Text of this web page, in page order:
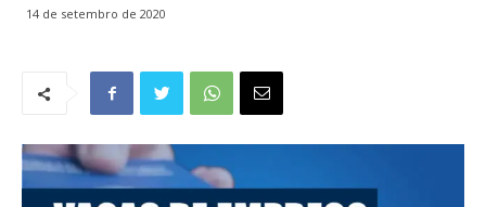
14 de setembro de 2020